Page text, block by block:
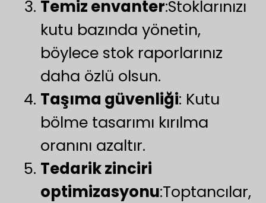
Temiz envanter:Stoklarınızı
kutu bazında yönetin,
böylece stok raporlarınız
daha özlü olsun.
Taşıma güvenliği: Kutu
bölme tasarımı kırılma
oranını azaltır.
Tedarik zinciri
optimizasyonu:Toptancılar,